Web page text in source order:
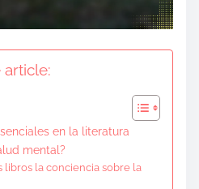
article:
en la literatura
mental?
libros la conciencia sobre la